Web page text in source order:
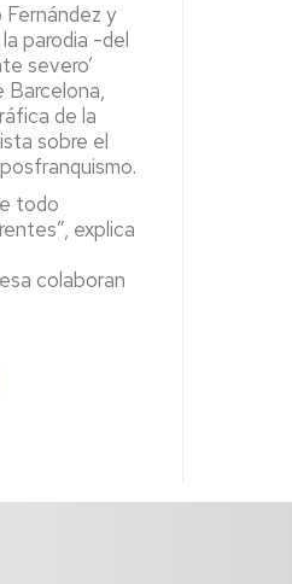
y
parodia -del
severo’
Barcelona,
de la
sobre el
todo
explica
colaboran